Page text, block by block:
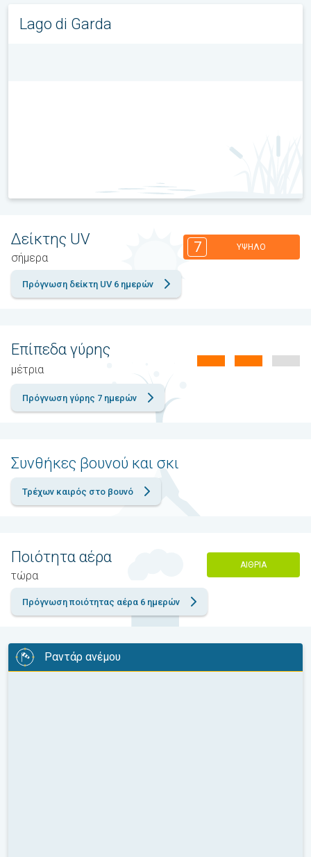
Lago di Garda
Δείκτης UV
σήμερα
7 ΥΨΗΛΌ
Πρόγνωση δείκτη UV 6 ημερών
Επίπεδα γύρης
μέτρια
Πρόγνωση γύρης 7 ημερών
Συνθήκες βουνού και σκι
Τρέχων καιρός στο βουνό
Ποιότητα αέρα
τώρα
ΑΊΘΡΙΑ
Πρόγνωση ποιότητας αέρα 6 ημερών
Ραντάρ ανέμου